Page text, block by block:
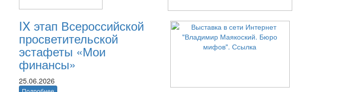
IX этап Всероссийской
просветительской
эстафеты «Мои
финансы»
25.06.2026